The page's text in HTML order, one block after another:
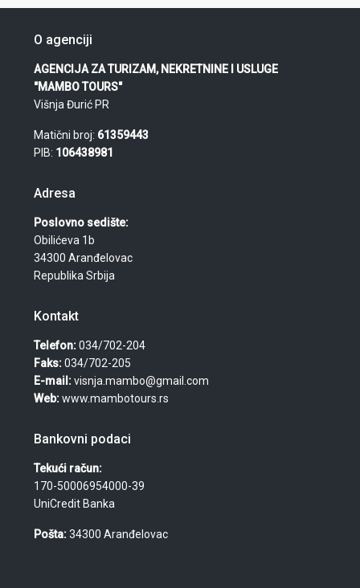
O agenciji
AGENCIJA ZA TURIZAM, NEKRETNINE I USLUGE
"MAMBO TOURS"
Višnja Đurić PR
Matični broj: 61359443
PIB: 106438981
Adresa
Poslovno sedište:
Obilićeva 1b
34300 Aranđelovac
Republika Srbija
Kontakt
Telefon:034/702-204
Faks:034/702-205
E-mail:visnja.mambo@gmail.com
Web:www.mambotours.rs
Bankovni podaci
Tekući račun:
170-50006954000-39
UniCredit Banka
Pošta:34300 Aranđelovac